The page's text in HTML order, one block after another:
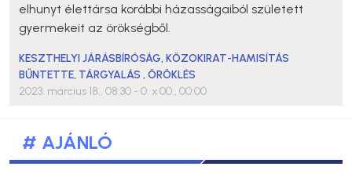
elhunyt élettársa korábbi házasságaiból született
gyermekeit az örökségből.
KESZTHELYI JÁRÁSBÍRÓSÁG,KÖZOKIRAT-HAMISÍTÁS
BŰNTETTE, TÁRGYALÁS ,ÖRÖKLÉS
2023. március 18., 08:30 - 0. x 00., 00:00
# AJÁNLÓ